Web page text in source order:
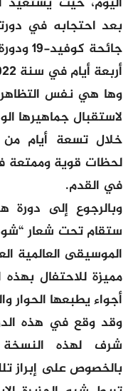
جائحة
أربعة أيام في سنة 2022.
وها هي نفس
لاستقبال جماهيرها
خلال تسعة أيام من
لحظات قوية وممتعة
في القدم.
وبالرجوع إلى دورة
ستقام تحت شعار
الموسيقى العالمية
مميزة للاحتفال
أجواء يطبعها الحوار
وقد وقع في هذه
بالخصوص على إبراز